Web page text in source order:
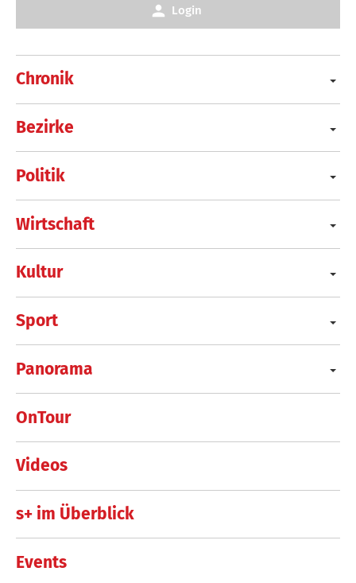
Chronik
Bezirke
Politik
Wirtschaft
Kultur
Sport
Panorama
OnTour
Videos
s+ im Überblick
Events
Login